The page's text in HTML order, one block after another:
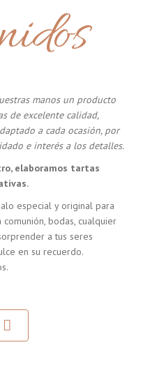
manos un producto
de excelente calidad,
a cada ocasión, por
e interés a los detalles.
elaboramos tartas
especial y original para
bodas, cualquier
a tus seres
en su recuerdo.